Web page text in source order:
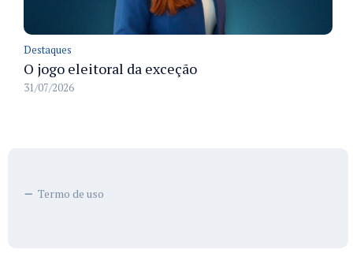
Destaques
O jogo eleitoral da exceção
31/07/2026
Termo de uso